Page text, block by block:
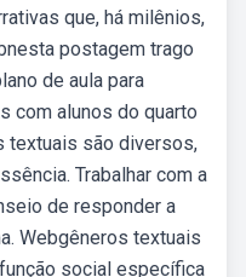
que, há milênios,
postagem trago
de aula para
com alunos do quarto
textuais são diversos,
Trabalhar com a
de responder a
Webgêneros textuais
social específica